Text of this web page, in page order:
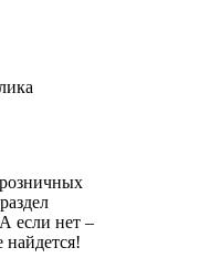
если нет –